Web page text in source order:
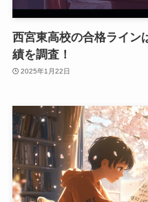
西宮東高校の合格ライン
績を調査！
2025年1月22日